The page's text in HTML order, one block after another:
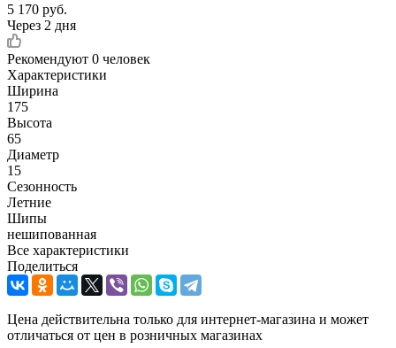
5 170 руб.
Через 2 дня
Рекомендуют 0 человек
Характеристики
Ширина
175
Высота
65
Диаметр
15
Сезонность
Летние
Шипы
нешипованная
Все характеристики
Поделиться
Цена действительна только для интернет-магазина и может
отличаться от цен в розничных магазинах